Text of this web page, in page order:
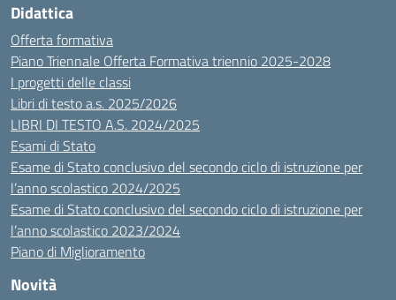
Didattica
Offerta formativa
Piano Triennale Offerta Formativa triennio 2025-2028
I progetti delle classi
Libri di testo a.s. 2025/2026
LIBRI DI TESTO A.S. 2024/2025
Esami di Stato
Esame di Stato conclusivo del secondo ciclo di istruzione per
l’anno scolastico 2024/2025
Esame di Stato conclusivo del secondo ciclo di istruzione per
l’anno scolastico 2023/2024
Piano di Miglioramento
Novità